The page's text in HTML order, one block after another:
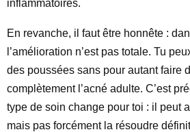
inflammatoires.
En revanche, il faut être honnête :
l’amélioration n’est pas totale. Tu
des poussées sans pour autant faire
complètement l’acné adulte. C’est
type de soin change pour toi : il peut
mais pas forcément la résoudre